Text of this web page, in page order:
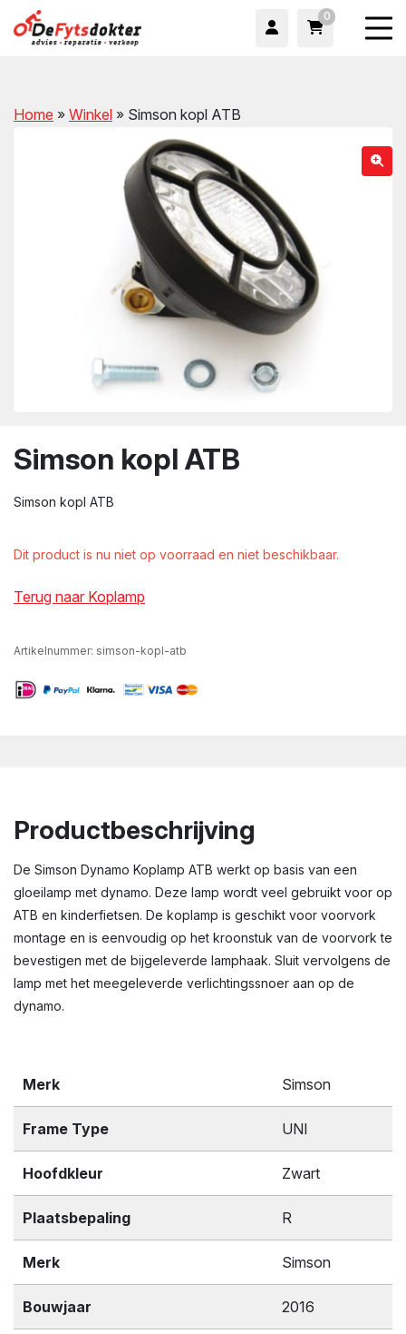
0
Home » Winkel » Simson kopl ATB
Simson kopl ATB
Simson kopl ATB
Dit product is nu niet op voorraad en niet beschikbaar.
Terug naar Koplamp
Artikelnummer: simson-kopl-atb
Productbeschrijving
De Simson Dynamo Koplamp ATB werkt op basis van een
gloeilamp met dynamo. Deze lamp wordt veel gebruikt voor op
ATB en kinderfietsen. De koplamp is geschikt voor voorvork
montage en is eenvoudig op het kroonstuk van de voorvork te
bevestigen met de bijgeleverde lamphaak. Sluit vervolgens de
lamp met het meegeleverde verlichtingssnoer aan op de
dynamo.
Merk Simson
Frame Type UNI
Hoofdkleur Zwart
Plaatsbepaling R
Merk Simson
Bouwjaar 2016